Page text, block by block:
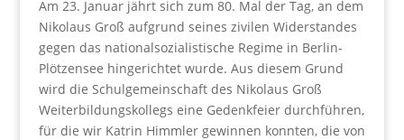
Am 23. Januar jährt sich zum 80. Mal der Tag, an dem
Nikolaus Groß aufgrund seines zivilen Widerstandes
gegen das nationalsozialistische Regime in Berlin-
Plötzensee hingerichtet wurde. Aus diesem Grund
wird die Schulgemeinschaft des Nikolaus Groß
Weiterbildungskollegs eine Gedenkfeier durchführen,
für die wir Katrin Himmler gewinnen konnten, die von